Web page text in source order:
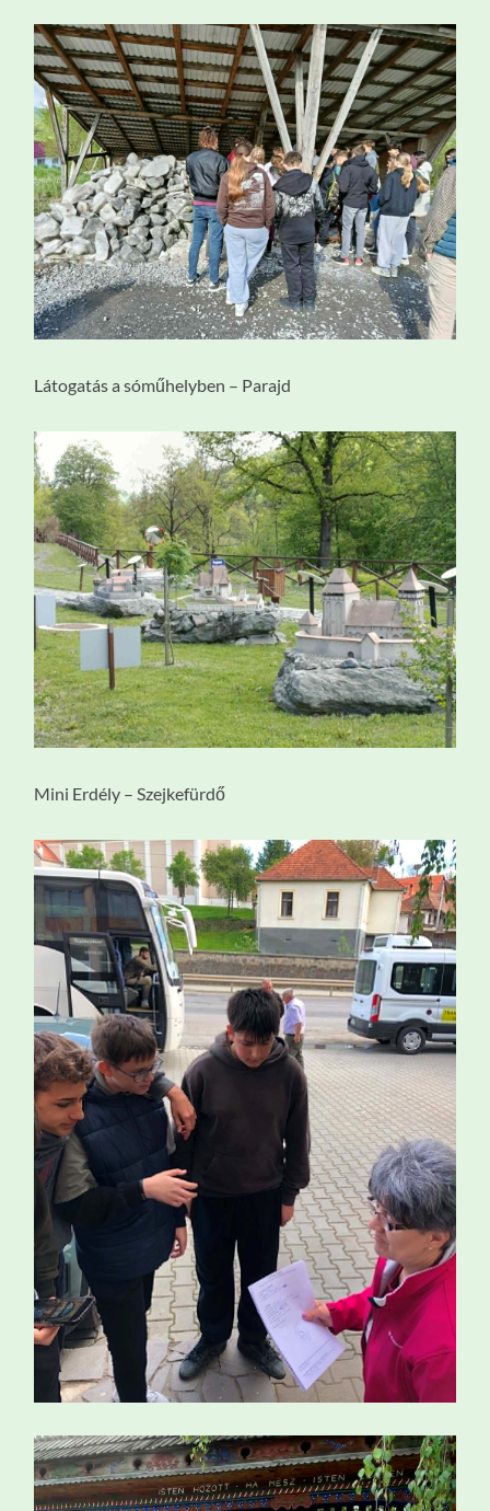
Látogatás a sóműhelyben – Parajd
Mini Erdély – Szejkefürdő